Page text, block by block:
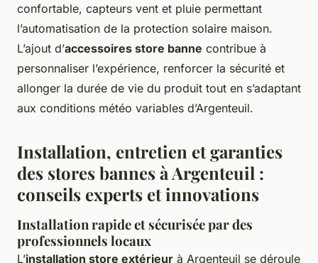
confortable, capteurs vent et pluie permettant
l’automatisation de la protection solaire maison.
L’ajout d’accessoires store banne contribue à
personnaliser l’expérience, renforcer la sécurité et
allonger la durée de vie du produit tout en s’adaptant
aux conditions météo variables d’Argenteuil.
Installation, entretien et garanties
des stores bannes à Argenteuil :
conseils experts et innovations
Installation rapide et sécurisée par des
professionnels locaux
L’installation store extérieur à Argenteuil se déroule